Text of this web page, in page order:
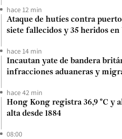
hace 12 min
Ataque de hutíes contra
siete fallecidos y 35 heridos en
hace 14 min
Incautan yate de bandera
infracciones aduaneras y
hace 42 min
Hong Kong registra 36,9 °C y
alta desde 1884
08:00